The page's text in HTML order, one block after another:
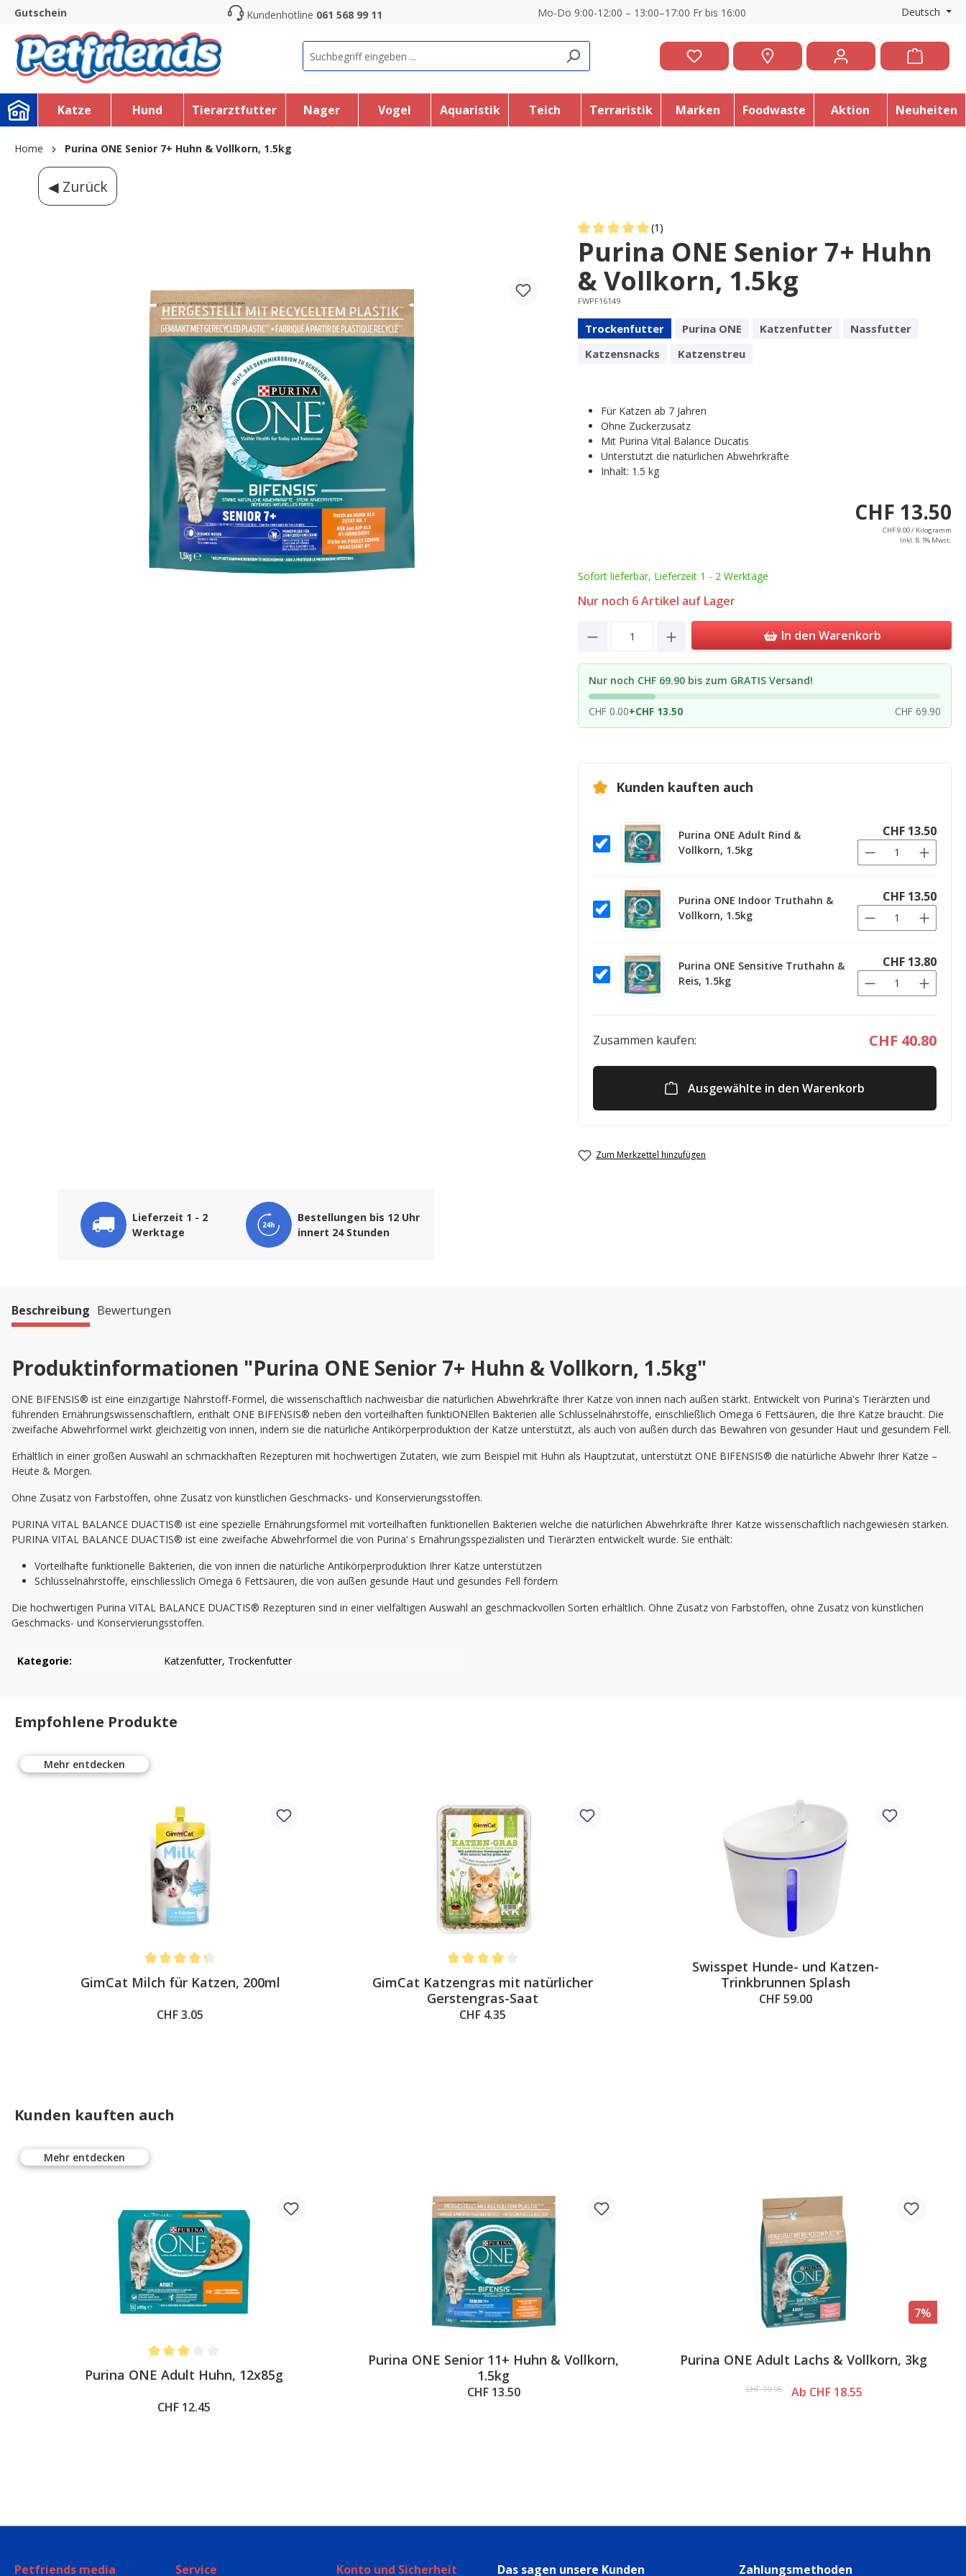
Skip to main navigation
Gutschein Kundenhotline 061 568 99 11 Mo-Do 9:00-12:00 – 13:00–17:00 Fr bis 16:00 Deutsch
Katze Hund Tierarztfutter Nager Vogel Aquaristik Teich Terraristik Marken Foodwaste Aktion Neuheiten
Home Purina ONE Senior 7+ Huhn & Vollkorn, 1.5kg
◀ Zurück
Average rating of 5 out of 5 stars
(1)
Purina ONE Senior 7+ Huhn
& Vollkorn, 1.5kg
FWPF16149
Trockenfutter Purina ONE Katzenfutter
Nassfutter
Katzensnacks
Katzenstreu
Für Katzen ab 7 Jahren
Ohne Zuckerzusatz
Mit Purina Vital Balance Ducatis
Unterstützt die natürlichen Abwehrkräfte
Inhalt: 1.5 kg
CHF 13.50
CHF 9.00 / Kilogramm
Inkl. 8.1% Mwst.
Sofort lieferbar, Lieferzeit 1 - 2 Werktage
Nur noch 6Artikel auf Lager
Product Quantity: Enter the desired amount
In den Warenkorb
Nur noch CHF 69.90 bis zum GRATIS Versand!
CHF 0.00+CHF 13.50 CHF 69.90
Kunden kauften auch
Purina ONE Adult Rind &
Vollkorn, 1.5kg
CHF 13.50
Purina ONE Indoor Truthahn &
Vollkorn, 1.5kg
CHF 13.50
Purina ONE Sensitive Truthahn &
Reis, 1.5kg
CHF 13.80
Zusammen kaufen: CHF 40.80
Ausgewählte in den Warenkorb
Zum Merkzettel hinzufügen
Lieferzeit 1 - 2
Werktage
Bestellungen bis 12 Uhr
innert 24 Stunden
Beschreibung Bewertungen
Produktinformationen "Purina ONE Senior 7+ Huhn & Vollkorn, 1.5kg"
ONE BIFENSIS® ist eine einzigartige Nährstoff-Formel, die wissenschaftlich nachweisbar die natürlichen Abwehrkräfte Ihrer Katze von innen nach außen stärkt. Entwickelt von Purina's Tierärzten und
führenden Ernährungswissenschaftlern, enthält ONE BIFENSIS® neben den vorteilhaften funktiONEllen Bakterien alle Schlüsselnährstoffe, einschließlich Omega 6 Fettsäuren, die Ihre Katze braucht. Die
zweifache Abwehrformel wirkt gleichzeitig von innen, indem sie die natürliche Antikörperproduktion der Katze unterstützt, als auch von außen durch das Bewahren von gesunder Haut und gesundem Fell.
Erhältlich in einer großen Auswahl an schmackhaften Rezepturen mit hochwertigen Zutaten, wie zum Beispiel mit Huhn als Hauptzutat, unterstützt ONE BIFENSIS® die natürliche Abwehr Ihrer Katze –
Heute & Morgen.
Ohne Zusatz von Farbstoffen, ohne Zusatz von künstlichen Geschmacks- und Konservierungsstoffen.
PURINA VITAL BALANCE DUACTIS® ist eine spezielle Ernährungsformel mit vorteilhaften funktionellen Bakterien welche die natürlichen Abwehrkräfte Ihrer Katze wissenschaftlich nachgewiesen stärken.
PURINA VITAL BALANCE DUACTIS® ist eine zweifache Abwehrformel die von Purina‘ s Ernährungsspezialisten und Tierärzten entwickelt wurde. Sie enthält:
Vorteilhafte funktionelle Bakterien, die von innen die natürliche Antikörperproduktion Ihrer Katze unterstützen
Schlüsselnährstoffe, einschliesslich Omega 6 Fettsäuren, die von außen gesunde Haut und gesundes Fell fördern
Die hochwertigen Purina VITAL BALANCE DUACTIS® Rezepturen sind in einer vielfältigen Auswahl an geschmackvollen Sorten erhältlich. Ohne Zusatz von Farbstoffen, ohne Zusatz von künstlichen
Geschmacks- und Konservierungsstoffen.
Kategorie: Katzenfutter, Trockenfutter
Empfohlene Produkte
Mehr entdecken
GimCat Milch für Katzen, 200ml
CHF 3.05
GimCat Katzengras mit natürlicher
Gerstengras-Saat
CHF 4.35
Swisspet Hunde- und Katzen-
Trinkbrunnen Splash
CHF 59.00
Kunden kauften auch
Mehr entdecken
Average rating of 3 out of 5 stars
Purina ONE Adult Huhn, 12x85g
CHF 12.45
Purina ONE Senior 11+ Huhn & Vollkorn,
1.5kg
CHF 13.50
7%
Purina ONE Adult Lachs & Vollkorn, 3kg
CHF 19.95 Ab CHF 18.55
Petfriends media Service Konto und Sicherheit Das sagen unsere Kunden Zahlungsmethoden